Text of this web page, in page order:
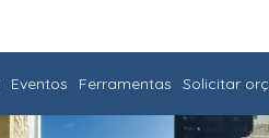
Eventos Ferramentas Solicitar